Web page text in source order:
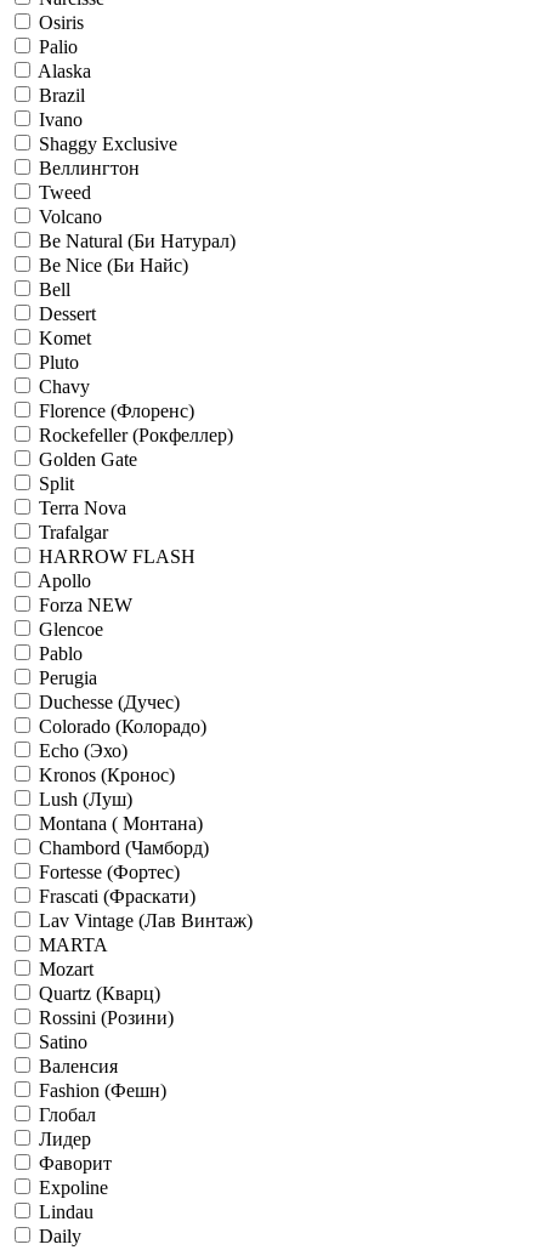
Osiris
Palio
Alaska
Brazil
Ivano
Shaggy Exclusive
Веллингтон
Tweed
Volcano
Be Natural (Би Натурал)
Be Nice (Би Найс)
Bell
Dessert
Komet
Pluto
Chavy
Florence (Флоренс)
Rockefeller (Рокфеллер)
Golden Gate
Split
Terra Nova
Trafalgar
HARROW FLASH
Apollo
Forza NEW
Glencoe
Pablo
Perugia
Duchesse (Дучес)
Colorado (Колорадо)
Echo (Эхо)
Kronos (Кронос)
Lush (Луш)
Montana ( Монтана)
Chambord (Чамборд)
Fortesse (Фортес)
Frascati (Фраскати)
Lav Vintage (Лав Винтаж)
MARTA
Mozart
Quartz (Кварц)
Rossini (Розини)
Satino
Валенсия
Fashion (Фешн)
Глобал
Лидер
Фаворит
Expoline
Lindau
Daily